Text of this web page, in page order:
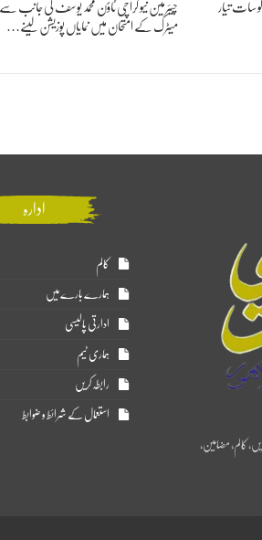
سات تیار
چیئرمین نیو کراچی ٹاؤن محمد یوسف کی جانب سے
میٹرک کے امتحان میں نمایاں پوزیشن لینے…
کالم، مضامین،
ادارہ
کالم
ہمارے بارے میں
ادارتی پالیسی
ہماری ٹیم
رابطہ کریں
استعمال کے شرائط و ضوابط